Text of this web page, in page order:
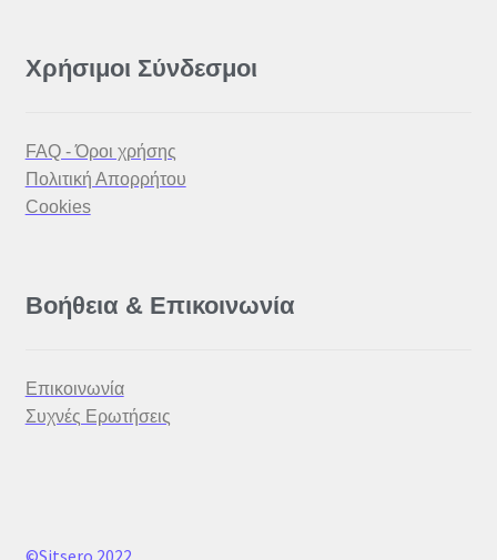
Χρήσιμοι Σύνδεσμοι
FAQ - Όροι χρήσης
Πολιτική Απορρήτου
Cookies
Βοήθεια & Επικοινωνία
Επικοινωνία
Συχνές Ερωτήσεις